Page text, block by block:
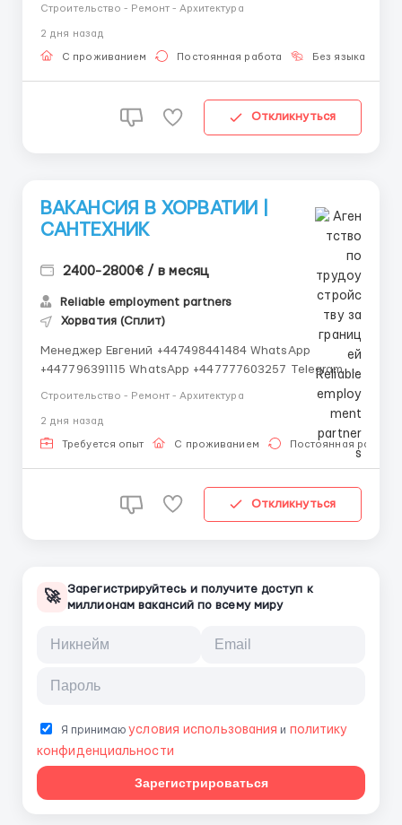
Водительские права категории B (желательно).
Обязанности: Выпол...
Строительство - Ремонт - Архитектура
2 дня назад
С проживанием Постоянная работа Без языка
Откликнуться
ВАКАНСИЯ В ХОРВАТИИ |
САНТЕХНИК
2400-2800€ / в месяц
Reliable employment partners
Хорватия (Сплит)
Менеджер Евгений +447498441484 WhatsApp
+447796391115 WhatsApp +447777603257 Telegram 📍
Монтаж и ремонт сантехнического оборудования •
Установка труб, систем водоснабжения и ...
Строительство - Ремонт - Архитектура
2 дня назад
Требуется опыт С проживанием Постоянная работа
Откликнуться
🚀 Зарегистрируйтесь и получите доступ к
миллионам вакансий по всему миру
Я принимаюусловия использования и политику
конфиденциальности
Зарегистрироваться